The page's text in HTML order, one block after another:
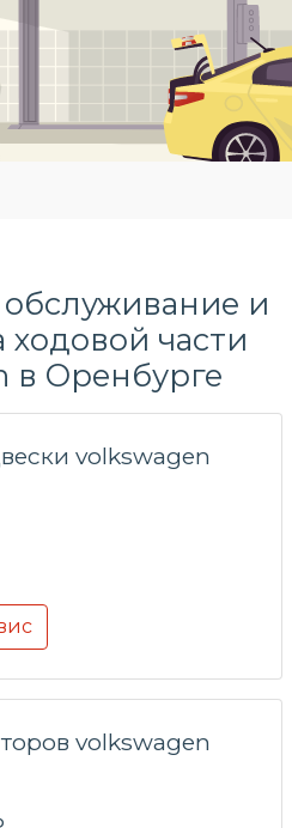
и
ходовой части
в Оренбурге
volkswagen
volkswagen